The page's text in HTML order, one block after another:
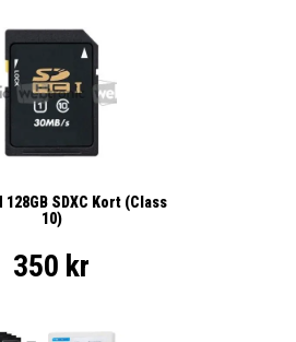
SDXC Kort (Class
10)
350 kr